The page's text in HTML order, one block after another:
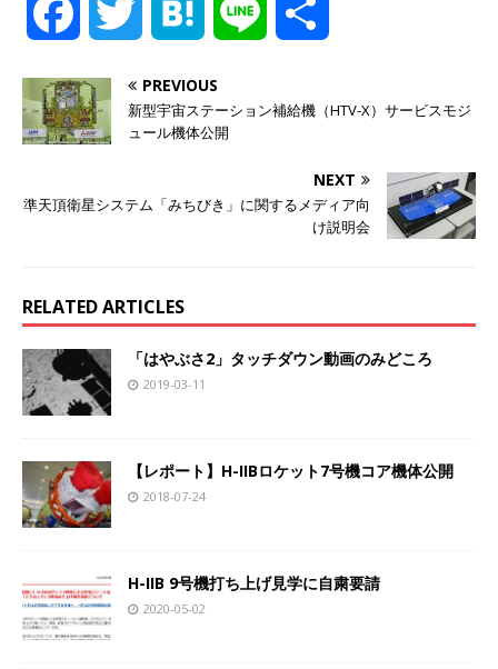
c
o
k
i
r
t n
PREVIOUS
新型宇宙ステーション補給機（HTV-X）サービスモジ
ュール機体公開
NEXT
準天頂衛星システム「みちびき」に関するメディア向
け説明会
RELATED ARTICLES
「はやぶさ2」タッチダウン動画のみどころ
2019-03-11
【レポート】H-IIBロケット7号機コア機体公開
2018-07-24
H-IIB 9号機打ち上げ見学に自粛要請
2020-05-02